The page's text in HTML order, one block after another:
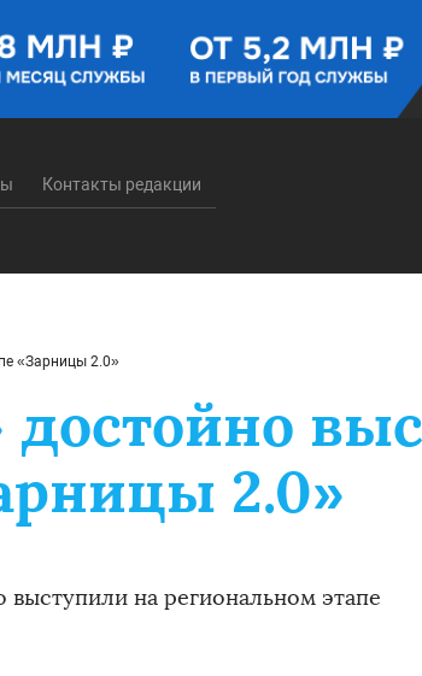
Контакты редакции
«Зарницы 2.0»
2.0»
на региональном этапе